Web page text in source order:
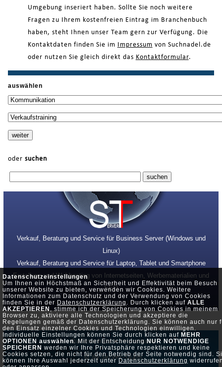
Datenschutzeinstellungen
Um Ihnen ein Höchstmaß an Sicherheit und Effektivität beim Besuch
unserer Website zu bieten, verwenden wir Cookies. Weitere
Informationen zum Datenschutz und der Verwendung von Cookies
finden Sie in der Datenschutzerklärung . Durch klicken auf ALLE
AKZEPTIEREN, stimme ich der Speicherung von Cookies in meinem
Browser zu, aktiviere alle Technologien und akzeptiere die
Regelungen gemäß der Datenschutzerklärung. Sie können auch nur
den Einsatz einzelner Cookies und Technologien einwilligen.
Individuelle Einstellungen können Sie durch klicken auf MEHR
OPTIONEN auswählen. Mit der EntscheidungNUR NOTWENDIGE
SPEICHERN werden wir Ihre Privatsphäre respektieren und keine
Cookies setzen, die nicht für den Betrieb der Seite notwendig sind.
können Ihre Auswahl jederzeit unterDatenschutzerklärung
Umgebung inseriert haben. Sollte Sie noch weitere
Fragen zu Ihrem kostenfreien Eintrag im Branchenbuch
haben, steht Ihnen unser Team gern zur Verfügung. Die
Kontaktdaten finden Sie im
Impressum von Suchnadel.de
oder nutzen Sie gleich direkt das Kontaktformular.
auswählen
oder suchen
Verkauf, Beratung und Service für Business Server (Windows und
Linux)
Verkauf, Beratung und Service für Laptop, Tablet und Smartphone
Erstellung und Webhosting von Internetseiten, Werbematerialien und
SEO
Datenschutz •Impressum
© by Server-Team